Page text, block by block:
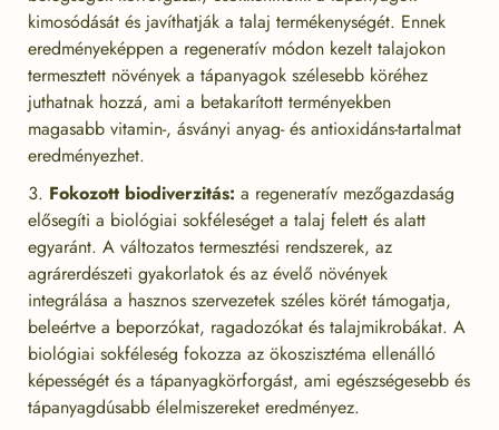
kimosódását és javíthatják a talaj termékenységét. Ennek
eredményeképpen a regeneratív módon kezelt talajokon
termesztett növények a tápanyagok szélesebb köréhez
juthatnak hozzá, ami a betakarított terményekben
magasabb vitamin-, ásványi anyag- és antioxidáns-tartalmat
eredményezhet.
Fokozott biodiverzitás: a regeneratív mezőgazdaság
elősegíti a biológiai sokféleséget a talaj felett és alatt
egyaránt. A változatos termesztési rendszerek, az
agrárerdészeti gyakorlatok és az évelő növények
integrálása a hasznos szervezetek széles körét támogatja,
beleértve a beporzókat, ragadozókat és talajmikrobákat. A
biológiai sokféleség fokozza az ökoszisztéma ellenálló
képességét és a tápanyagkörforgást, ami egészségesebb és
tápanyagdúsabb élelmiszereket eredményez.